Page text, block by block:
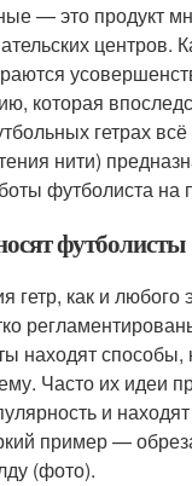
— это продукт
центров.
которая
гетрах
нити)
футболиста на
футболисты
как и любого
находят способы,
Часто их идеи
и
пример —
(фото).